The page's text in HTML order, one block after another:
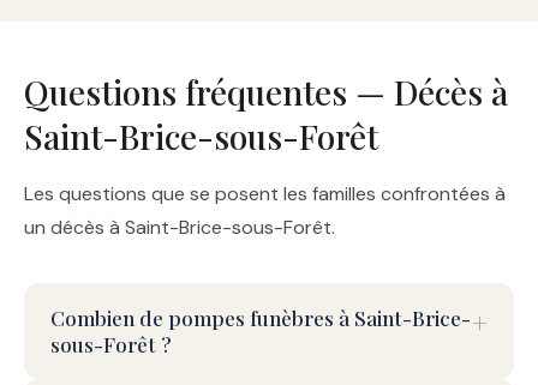
Questions fréquentes — Décès à
Saint-Brice-sous-Forêt
Les questions que se posent les familles confrontées à
un décès à Saint-Brice-sous-Forêt.
Combien de pompes funèbres à Saint-Brice-
sous-Forêt ?